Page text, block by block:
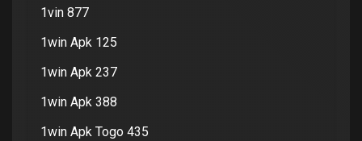
1vin 877
1win Apk 125
1win Apk 237
1win Apk 388
1win Apk Togo 435